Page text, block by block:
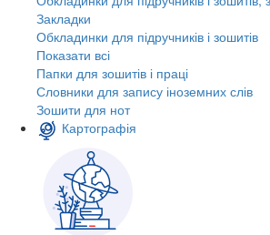
Закладки
Обкладинки для підручників і зошитів
Показати всі
Папки для зошитів і праці
Словники для запису іноземних слів
Зошити для нот
Картографія